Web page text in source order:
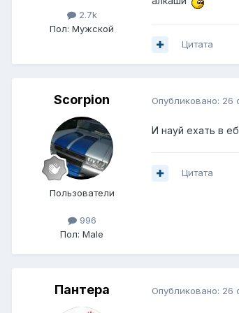
2.7k
Пол: Мужской
Цитата
Scorpion
Пользователи
996
Пол: Male
Опубликовано: 26
И науй ехать в
Цитата
Пантера Опубликовано: 26